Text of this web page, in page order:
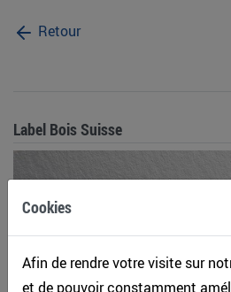
Cookies
Afin de rendre votre visite sur
et de pouvoir constamment
Retour
Label Bois Suisse